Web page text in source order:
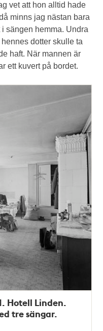
vet att hon alltid hade
minns jag nästan bara
sängen hemma. Undra
dotter skulle ta
haft. När mannen är
ett kuvert på bordet.
Hotell Linden.
tre sängar.